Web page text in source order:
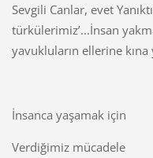
Sevgili Canlar, evet
türkülerimiz’...İnsan
yavukluların ellerine
İnsanca yaşamak için
Verdiğimiz mücadele